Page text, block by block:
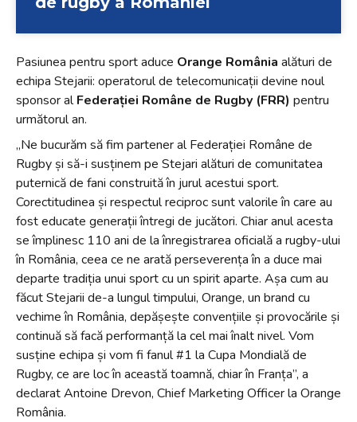
Pasiunea pentru sport aduce Orange România alături de
echipa Stejarii: operatorul de telecomunicații devine noul
sponsor alFederației Române de Rugby (FRR) pentru
următorul an.
„Ne bucurăm să fim partener al Federației Române de
Rugby și să-i susținem pe Stejari alături de comunitatea
puternică de fani construită în jurul acestui sport.
Corectitudinea și respectul reciproc sunt valorile în care au
fost educate generații întregi de jucători. Chiar anul acesta
se împlinesc 110 ani de la înregistrarea oficială a rugby-ului
în România, ceea ce ne arată perseverența în a duce mai
departe tradiția unui sport cu un spirit aparte. Așa cum au
făcut Stejarii de-a lungul timpului, Orange, un brand cu
vechime în România, depășește convențiile și provocările și
continuă să facă performanță la cel mai înalt nivel. Vom
susține echipa și vom fi fanul #1 la Cupa Mondială de
Rugby, ce are loc în această toamnă, chiar în Franța”, a
declarat Antoine Drevon, Chief Marketing Officer la Orange
România.